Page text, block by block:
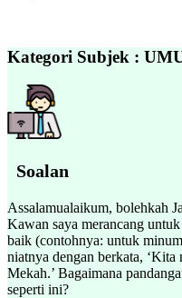
Kategori Subjek :
Soalan
Assalamualaikum, bolehkah
Kawan saya merancang
baik (contohnya: untuk
niatnya dengan berkata,
Mekah.’ Bagaimana
seperti ini?